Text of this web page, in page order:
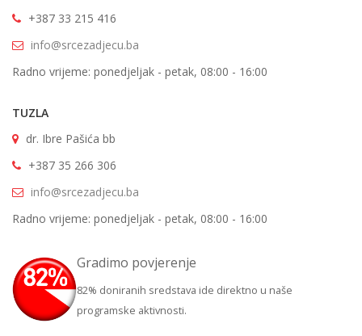
+387 33 215 416
info@srcezadjecu.ba
Radno vrijeme: ponedjeljak - petak, 08:00 - 16:00
TUZLA
dr. Ibre Pašića bb
+387 35 266 306
info@srcezadjecu.ba
Radno vrijeme: ponedjeljak - petak, 08:00 - 16:00
Gradimo povjerenje
82% doniranih sredstava ide direktno u naše
programske aktivnosti.